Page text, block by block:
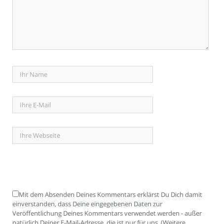
Mit dem Absenden Deines Kommentars erklärst Du Dich damit
einverstanden, dass Deine eingegebenen Daten zur
Veröffentlichung Deines Kommentars verwendet werden - außer